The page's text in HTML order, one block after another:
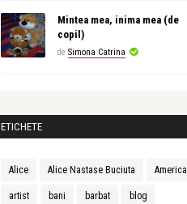
Mintea mea, inima mea (de
copil)
de Simona Catrina
ETICHETE
Alice Alice Nastase Buciuta America
artist bani barbat blog